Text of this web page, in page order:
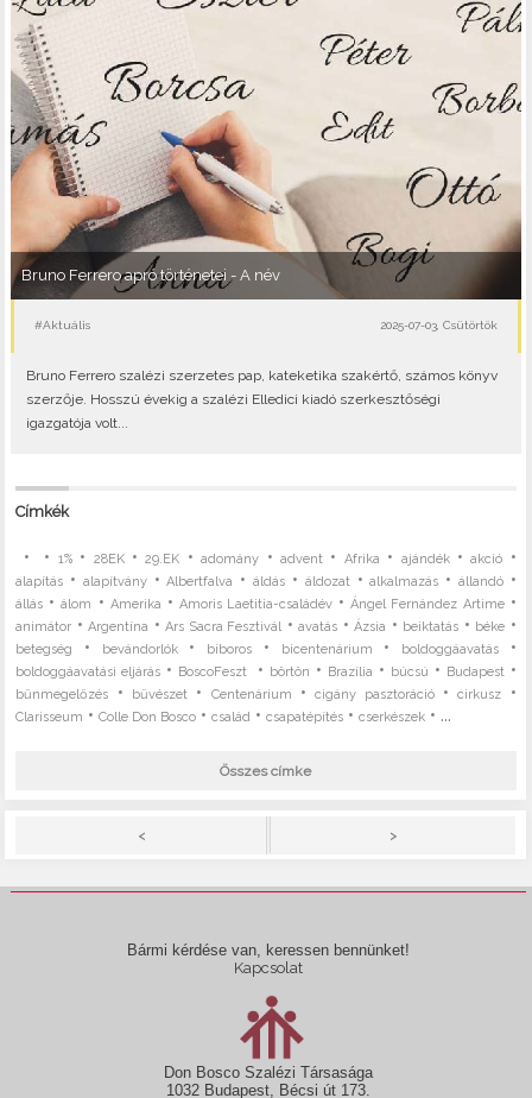
Bruno Ferrero apró történetei - A név
#Aktuális 2025-07-03, Csütörtök
Bruno Ferrero szalézi szerzetes pap, kateketika szakértő, számos könyv
szerzője. Hosszú évekig a szalézi Elledici kiadó szerkesztőségi
igazgatója volt...
Címkék
• • 1%• 28EK•29.EK •adomány •advent • Afrika • ajándék•akció •
alapítás • alapítvány•Albertfalva •áldás • áldozat •alkalmazás • állandó•
állás •álom • Amerika • Amoris Laetitia-családév •Ángel Fernández Artime•
animátor •Argentína •Ars Sacra Fesztivál •avatás •Ázsia • beiktatás • béke •
betegség • bevándorlók• bíboros • bicentenárium • boldoggáavatás•
boldoggáavatási eljárás • BoscoFeszt • börtön • Brazília • búcsú • Budapest •
bűnmegelőzés • bűvészet • Centenárium •cigány pasztoráció•cirkusz •
Clarisseum •Colle Don Bosco •család •csapatépítés •cserkészek • ...
Összes címke
< >
Bármi kérdése van, keressen bennünket!
Kapcsolat
Don Bosco Szalézi Társasága
1032 Budapest, Bécsi út 173.